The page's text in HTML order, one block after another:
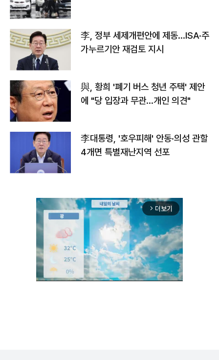
李, 정부 세제개편안에 제동…ISA·주
가누르기안 재검토 지시
與, 황희 '폐기 버스 청년 주택' 제안
에 "당 입장과 무관…개인 의견"
李대통령, '호우피해' 안동·의성 관할
4개면 특별재난지역 선포
arrow_forward_ios 더보기